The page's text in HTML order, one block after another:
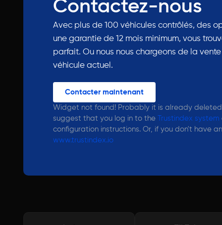
Contactez-nous
Avec plus de 100 véhicules contrôlés, des
une garantie de 12 mois minimum, vous
parfait. Ou nous nous chargeons de la
véhicule actuel.
Contacter maintenant
Widget not found! Probably it is already deleted
suggest that you log in to the
Trustindex system
configuration instructions. Or, if you don't have
www.trustindex.io